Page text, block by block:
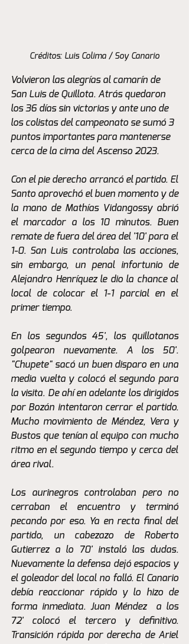
Créditos: Luis Colima / Soy Canario
Volvieron las alegrías al camarín de
San Luis de Quillota. Atrás quedaron
los 36 días sin victorias y ante uno de
los colistas del campeonato se sumó 3
puntos importantes para mantenerse
cerca de la cima del Ascenso 2023.
Con el pie derecho arrancó el partido. El
Santo aprovechó el buen momento y de
la mano de Mathías Vidangossy abrió
el marcador a los 10 minutos. Buen
remate de fuera del área del '10' para el
1-0. San Luis controlaba las acciones,
sin embargo, un penal infortunio de
Alejandro Henríquez le dio la chance al
local de colocar el 1-1 parcial en el
primer tiempo.
En los segundos 45', los quillotanos
golpearon nuevamente. A los 50'.
"Chupete" sacó un buen disparo en una
media vuelta y colocó el segundo para
la visita. De ahí en adelante los dirigidos
por Bozán intentaron cerrar el partido.
Mucho movimiento de Méndez, Vera y
Bustos que tenían al equipo con mucho
ritmo en el segundo tiempo y cerca del
área rival.
Los aurinegros controlaban pero no
cerraban el encuentro y terminó
pecando por eso. Ya en recta final del
partido, un cabezazo de Roberto
Gutierrez a lo 70' instaló las dudas.
Nuevamente la defensa dejó espacios y
el goleador del local no falló. El Canario
debía reaccionar rápido y lo hizo de
forma inmediata. Juan Méndez  a los
72' colocó el tercero y definitivo.
Transición rápida por derecha de Ariel